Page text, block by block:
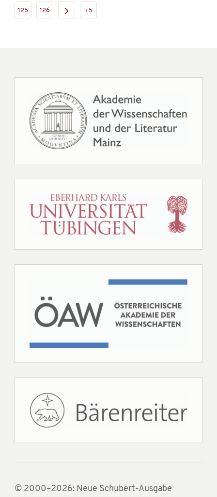
125 126 +5
© 2000–2026: Neue Schubert-Ausgabe